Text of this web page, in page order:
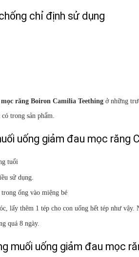
chỉ định sử dụng
răng Boiron Camilia Teething ở những
trong sản phẩm.
uống giảm đau mọc răng
tuổi
sử dụng.
ống vào miệng bé
lấy thêm 1 tép cho con uống hết tép như vậy.
quá 8 ngày.
muối uống giảm đau mọc